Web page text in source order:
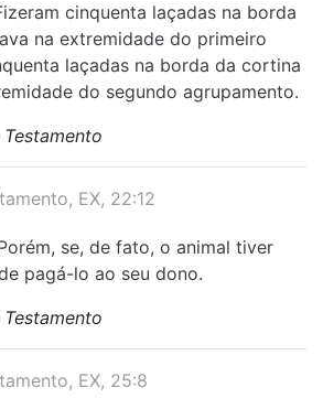
cinquenta laçadas na borda
na extremidade do primeiro
laçadas na borda da cortina
do segundo agrupamento.
EX, 22:12
se, de fato, o animal tiver
pagá-lo ao seu dono.
EX, 25:8